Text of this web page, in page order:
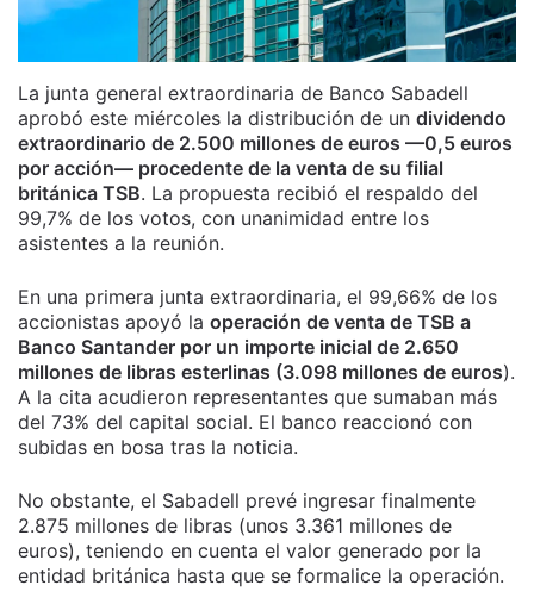
La junta general extraordinaria de Banco Sabadell
aprobó este miércoles la distribución de un dividendo
extraordinario de 2.500 millones de euros —0,5 euros
por acción— procedente de la venta de su filial
británica TSB. La propuesta recibió el respaldo del
99,7% de los votos, con unanimidad entre los
asistentes a la reunión.
En una primera junta extraordinaria, el 99,66% de los
accionistas apoyó la operación de venta de TSB a
Banco Santander por un importe inicial de 2.650
millones de libras esterlinas (3.098 millones de euros).
A la cita acudieron representantes que sumaban más
del 73% del capital social. El banco reaccionó con
subidas en bosa tras la noticia.
No obstante, el Sabadell prevé ingresar finalmente
2.875 millones de libras (unos 3.361 millones de
euros), teniendo en cuenta el valor generado por la
entidad británica hasta que se formalice la operación.